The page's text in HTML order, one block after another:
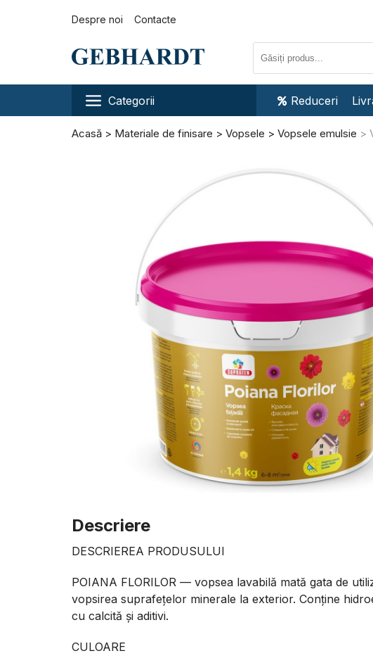
Despre noi Contacte
Categorii Reduceri
Acasă Materiale de finisare Vopsele Vopsele emulsie
Descriere
DESCRIEREA PRODUSULUI
POIANA FLORILOR — vopsea lavabilă mată gata de
vopsirea suprafețelor minerale la exterior. Conține
cu calcită și aditivi.
CULOARE